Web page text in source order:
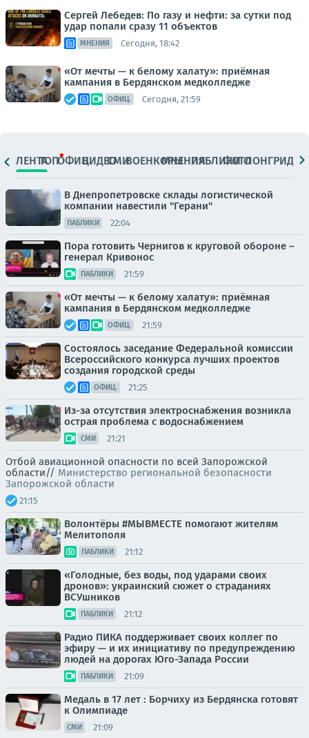
Сергей Лебедев: По газу и нефти: за сутки под
удар попали сразу 11 объектов
МНЕНИЯ Сегодня, 18:42
«От мечты — к белому халату»: приёмная
кампания в Бердянском медколледже
ОФИЦ. Сегодня, 21:59
ЛЕНТАТОПОФИЦ.ВИДЕОСМИВОЕНКОРЫМНЕНИЯПАБЛИКИ
ФОТОЛОНГРИДЫ
В Днепропетровске склады логистической
компании навестили "Герани"
ПАБЛИКИ 22:04
Пора готовить Чернигов к круговой обороне –
генерал Кривонос
ПАБЛИКИ 21:59
«От мечты — к белому халату»: приёмная
кампания в Бердянском медколледже
ОФИЦ. 21:59
Состоялось заседание Федеральной комиссии
Всероссийского конкурса лучших проектов
создания городской среды
ОФИЦ. 21:25
Из-за отсутствия электроснабжения возникла
острая проблема с водоснабжением
СМИ 21:21
Отбой авиационной опасности по всей Запорожской
области// Министерство региональной безопасности
Запорожской области
21:15
Волонтёры #МЫВМЕСТЕ помогают жителям
Мелитополя
ПАБЛИКИ 21:12
«Голодные, без воды, под ударами своих
дронов»: украинский сюжет о страданиях
ВСУшников
ПАБЛИКИ 21:12
Радио ПИКА поддерживает своих коллег по
эфиру — и их инициативу по предупреждению
людей на дорогах Юго-Запада России
ПАБЛИКИ 21:09
Медаль в 17 лет : Борчиху из Бердянска готовят
к Олимпиаде
СМИ 21:09